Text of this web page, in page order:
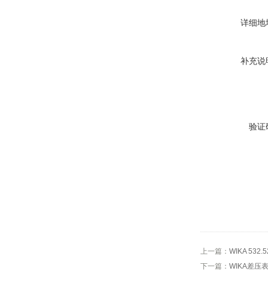
详细地
补充说
验证
上一篇： WIKA
下一篇： WIKA差压